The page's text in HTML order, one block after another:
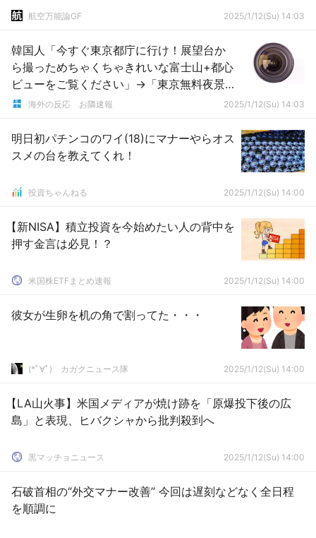
航空万能論GF 2025/1/12(Su) 14:03
韓国人「今すぐ東京都庁に行け！展望台か
ら撮っためちゃくちゃきれいな富士山+都心
ビューをご覧ください」→「東京無料夜景
GOAT」「日本が観光がとてつもない理由が
差がすごく大きかったよ」「日本に行きた
い・・・（泣）」
海外の反応 お隣速報 2025/1/12(Su) 14:03
明日初パチンコのワイ(18)にマナーやらオス
スメの台を教えてくれ！
投資ちゃんねる 2025/1/12(Su) 14:00
【新NISA】積立投資を今始めたい人の背中を
押す金言は必見！？
米国株ETFまとめ速報 2025/1/12(Su) 14:00
彼女が生卵を机の角で割ってた・・・
(*ﾟ∀ﾟ)ゞカガクニュース隊 2025/1/12(Su) 14:00
【LA山火事】米国メディアが焼け跡を「原爆投下後の広
島」と表現、ヒバクシャから批判殺到へ
黒マッチョニュース 2025/1/12(Su) 14:00
石破首相の“外交マナー改善” 今回は遅刻などなく全日程
を順調に